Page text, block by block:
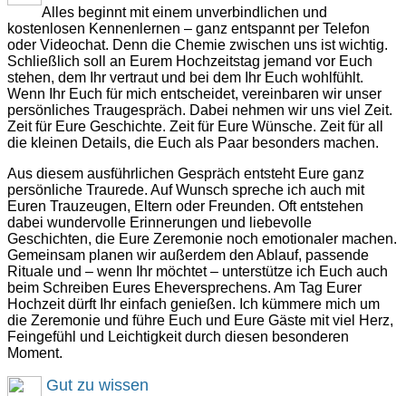
Alles beginnt mit einem unverbindlichen und
kostenlosen Kennenlernen – ganz entspannt per Telefon
oder Videochat. Denn die Chemie zwischen uns ist wichtig.
Schließlich soll an Eurem Hochzeitstag jemand vor Euch
stehen, dem Ihr vertraut und bei dem Ihr Euch wohlfühlt.
Wenn Ihr Euch für mich entscheidet, vereinbaren wir unser
persönliches Traugespräch. Dabei nehmen wir uns viel Zeit.
Zeit für Eure Geschichte. Zeit für Eure Wünsche. Zeit für all
die kleinen Details, die Euch als Paar besonders machen.
Aus diesem ausführlichen Gespräch entsteht Eure ganz
persönliche Traurede. Auf Wunsch spreche ich auch mit
Euren Trauzeugen, Eltern oder Freunden. Oft entstehen
dabei wundervolle Erinnerungen und liebevolle
Geschichten, die Eure Zeremonie noch emotionaler machen.
Gemeinsam planen wir außerdem den Ablauf, passende
Rituale und – wenn Ihr möchtet – unterstütze ich Euch auch
beim Schreiben Eures Eheversprechens. Am Tag Eurer
Hochzeit dürft Ihr einfach genießen. Ich kümmere mich um
die Zeremonie und führe Euch und Eure Gäste mit viel Herz,
Feingefühl und Leichtigkeit durch diesen besonderen
Moment.
Gut zu wissen